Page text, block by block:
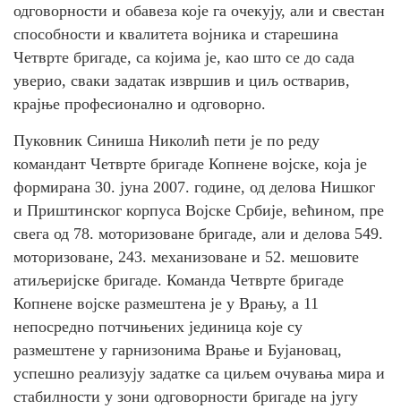
одговорности и обавеза које га очекују, али и свестан
способности и квалитета војника и старешина
Четврте бригаде, са којима је, као што се до сада
уверио, сваки задатак извршив и циљ остварив,
крајње професионално и одговорно.
Пуковник Синиша Николић пети је по реду
командант Четврте бригаде Копнене војске, која је
формирана 30. јуна 2007. године, од делова Нишког
и Приштинског корпуса Војске Србије, већином, пре
свега од 78. моторизоване бригаде, али и делова 549.
моторизоване, 243. механизоване и 52. мешовите
атиљеријске бригаде. Команда Четврте бригаде
Копнене војске размештена је у Врању, а 11
непосредно потчињених јединица које су
размештене у гарнизонима Врање и Бујановац,
успешно реализују задатке са циљем очувања мира и
стабилности у зони одговорности бригаде на југу